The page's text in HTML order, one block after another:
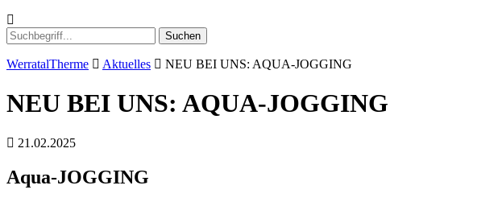
Suchen
WerratalTherme Aktuelles NEU BEI UNS: AQUA-JOGGING
NEU BEI UNS: AQUA-JOGGING
21.02.2025
Aqua-JOGGING